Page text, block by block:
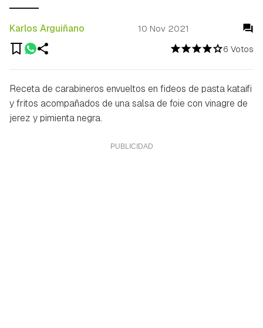
6 Votos
Karlos Arguiñano 10 Nov 2021
Receta de carabineros envueltos en fideos de pasta kataifi
y fritos acompañados de una salsa de foie con vinagre de
jerez y pimienta negra.